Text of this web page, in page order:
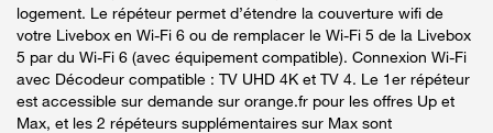
logement. Le répéteur permet d’étendre la couverture wifi de
votre Livebox en Wi-Fi 6 ou de remplacer le Wi-Fi 5 de la Livebox
5 par du Wi-Fi 6 (avec équipement compatible). Connexion Wi-Fi
avec Décodeur compatible : TV UHD 4K et TV 4. Le 1er répéteur
est accessible sur demande sur orange.fr pour les offres Up et
Max, et les 2 répéteurs supplémentaires sur Max sont